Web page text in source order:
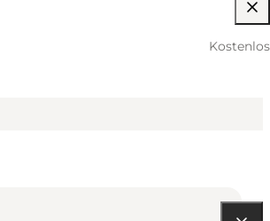
04:00 PM–08:00 PM
Kostenlos